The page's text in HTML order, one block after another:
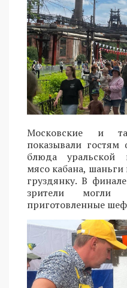
Московские и
показывали гостям
блюда уральской
мясо кабана,
груздянку. В
зрители могли
приготовленные